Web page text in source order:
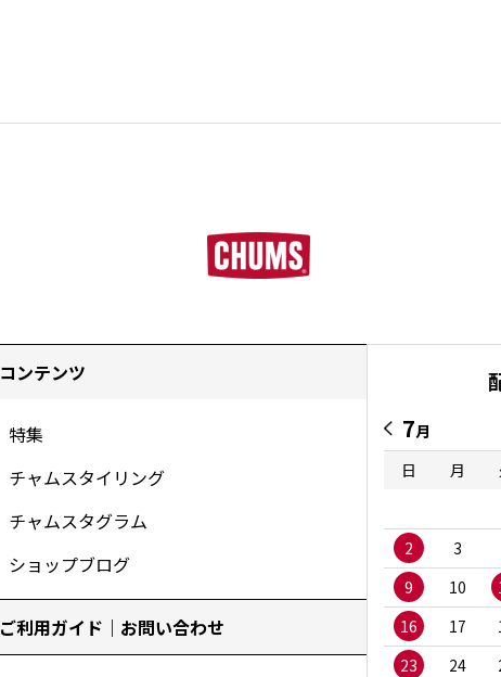
コンテンツ
特集
チャムスタイリング
チャムスタグラム
ショップブログ
ご利用ガイド｜お問い合わせ
7月
日
月
2
3
9
10
16
17
23
24